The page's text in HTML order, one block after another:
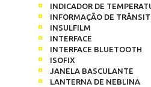
INDICADOR DE
INFORMAÇÃO DE
INSULFILM
INTERFACE
INTERFACE BLUETOOTH
ISOFIX
JANELA BASCULANTE
LANTERNA DE NEBLINA